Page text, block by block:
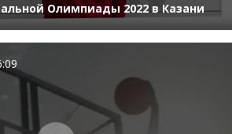
Олимпиады 2022 в Казани